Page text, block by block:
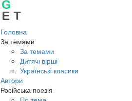
Головна
За темами
За темами
Дитячі вірші
Українські класики
Автори
Російська поезія